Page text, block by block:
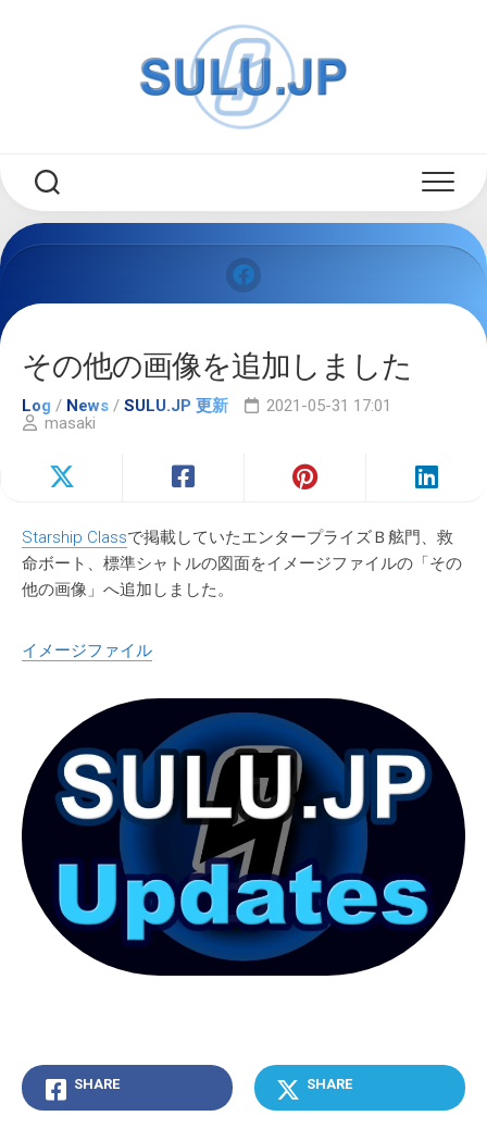
その他の画像を追加しました
Log / News / SULU.JP 更新
2021-05-31 17:01
masaki
Starship Classで掲載していたエンタープライズＢ舷門、救
命ボート、標準シャトルの図面をイメージファイルの「その
他の画像」へ追加しました。
イメージファイル
SHARE SHARE